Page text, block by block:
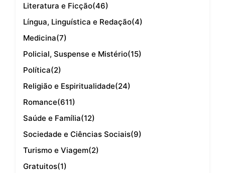
Literatura e Ficção(46)
Língua, Linguística e Redação(4)
Medicina(7)
Policial, Suspense e Mistério(15)
Política(2)
Religião e Espiritualidade(24)
Romance(611)
Saúde e Família(12)
Sociedade e Ciências Sociais(9)
Turismo e Viagem(2)
Gratuitos(1)